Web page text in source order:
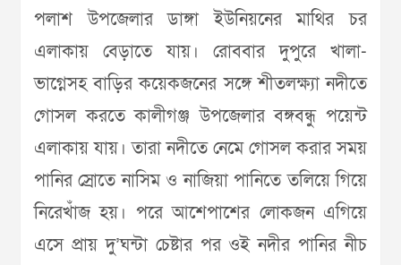
পলাশ উপজেলার ডাঙ্গা ইউনিয়নের মাথির চর
এলাকায় বেড়াতে যায়। রোববার দুপুরে খালা-
ভাগ্নেসহ বাড়ির কয়েকজনের সঙ্গে শীতলক্ষ্যা নদীতে
গোসল করতে কালীগঞ্জ উপজেলার বঙ্গবন্ধু পয়েন্ট
এলাকায় যায়। তারা নদীতে নেমে গোসল করার সময়
পানির স্রোতে নাসিম ও নাজিয়া পানিতে তলিয়ে গিয়ে
নিরেখাঁজ হয়। পরে আশেপাশের লোকজন এগিয়ে
এসে প্রায় দু’ঘন্টা চেষ্টার পর ওই নদীর পানির নীচ